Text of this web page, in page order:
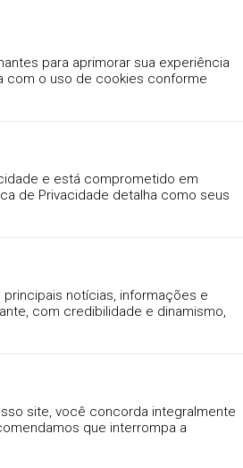
para aprimorar sua experiência
com o uso de cookies conforme
e está comprometido em
de Privacidade detalha como seus
notícias, informações e
com credibilidade e dinamismo,
site, você concorda integralmente
que interrompa a